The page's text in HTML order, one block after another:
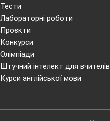
Тести
Лабораторні роботи
Проєкти
Конкурси
Олімпіади
Штучний інтелект для вчителів
Курси англійської мови